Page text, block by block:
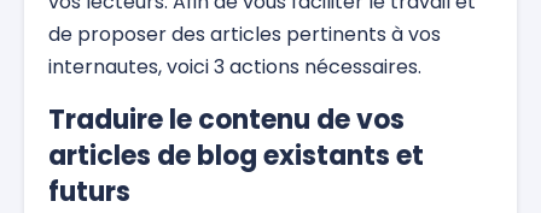
de proposer des articles pertinents à vos
internautes, voici 3 actions nécessaires.
Traduire le contenu de vos
articles de blog existants et
futurs